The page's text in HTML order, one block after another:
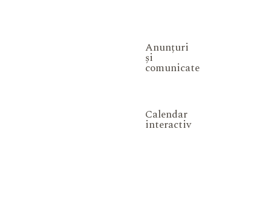
Anunțuri
și
comunicate
Calendar
interactiv